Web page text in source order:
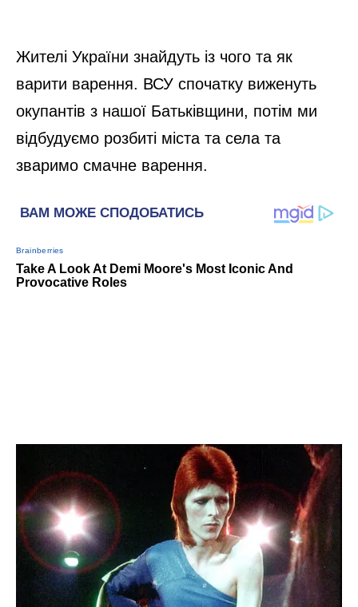
Жителі України знайдуть із чого та як
варити варення. ВСУ спочатку виженуть
окупантів з нашої Батьківщини, потім ми
відбудуємо розбиті міста та села та
зваримо смачне варення.